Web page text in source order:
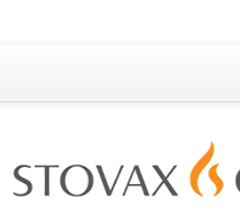
Accueil
Brochures